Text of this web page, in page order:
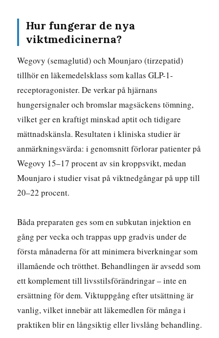
Hur fungerar de nya
viktmedicinerna?
Wegovy (semaglutid) och Mounjaro (tirzepatid)
tillhör en läkemedelsklass som kallas GLP-1-
receptoragonister. De verkar på hjärnans
hungersignaler och bromslar magsäckens tömning,
vilket ger en kraftigt minskad aptit och tidigare
mättnadskänsla. Resultaten i kliniska studier är
anmärkningsvärda: i genomsnitt förlorar patienter på
Wegovy 15–17 procent av sin kroppsvikt, medan
Mounjaro i studier visat på viktnedgångar på upp till
20–22 procent.
Båda preparaten ges som en subkutan injektion en
gång per vecka och trappas upp gradvis under de
första månaderna för att minimera biverkningar som
illamående och trötthet. Behandlingen är avsedd som
ett komplement till livsstilsförändringar – inte en
ersättning för dem. Viktuppgång efter utsättning är
vanlig, vilket innebär att läkemedlen för många i
praktiken blir en långsiktig eller livslång behandling.